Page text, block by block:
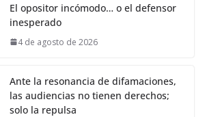
El opositor incómodo… o el defensor
inesperado
4 de agosto de 2026
Ante la resonancia de difamaciones,
las audiencias no tienen derechos;
solo la repulsa